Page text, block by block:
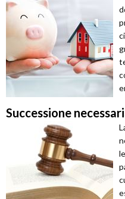
Successione